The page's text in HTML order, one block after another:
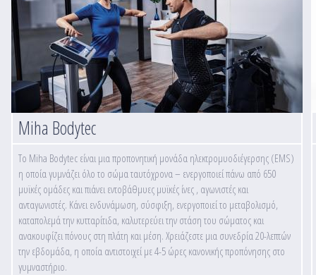
Miha Bodytec
To Miha Bodytec είναι μια προπονητική μονάδα ηλεκτρομυοδιέγερσης (EMS)
η οποία γυμνάζει όλο το σώμα ταυτόχρονα – ενεργοποιεί πάνω από 650
μυϊκές ομάδες και πιάνει εντοβάθμυες μυϊκές ίνες , αγωνιστές και
ανταγωνιστές. Κάνει ενδυνάμωση, σύσφιξη, ενεργοποιεί το μεταβολισμό,
καταπολεμά την κυτταρίτιδα, καλυτερεύει την στάση του σώματος και
ανακουφίζει πόνους στη πλάτη και μέση. Χρειάζεστε μια συνεδρία 20-λεπτών
την εβδομάδα, η οποία αντιστοιχεί με 4-5 ώρες κανονικής προπόνησης στο
γυμναστήριο.